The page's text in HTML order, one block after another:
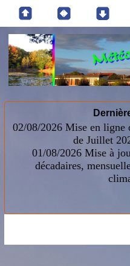
02/08/2026 Mise en ligne
de Juillet
01/08/2026 Mise à
décadaires,